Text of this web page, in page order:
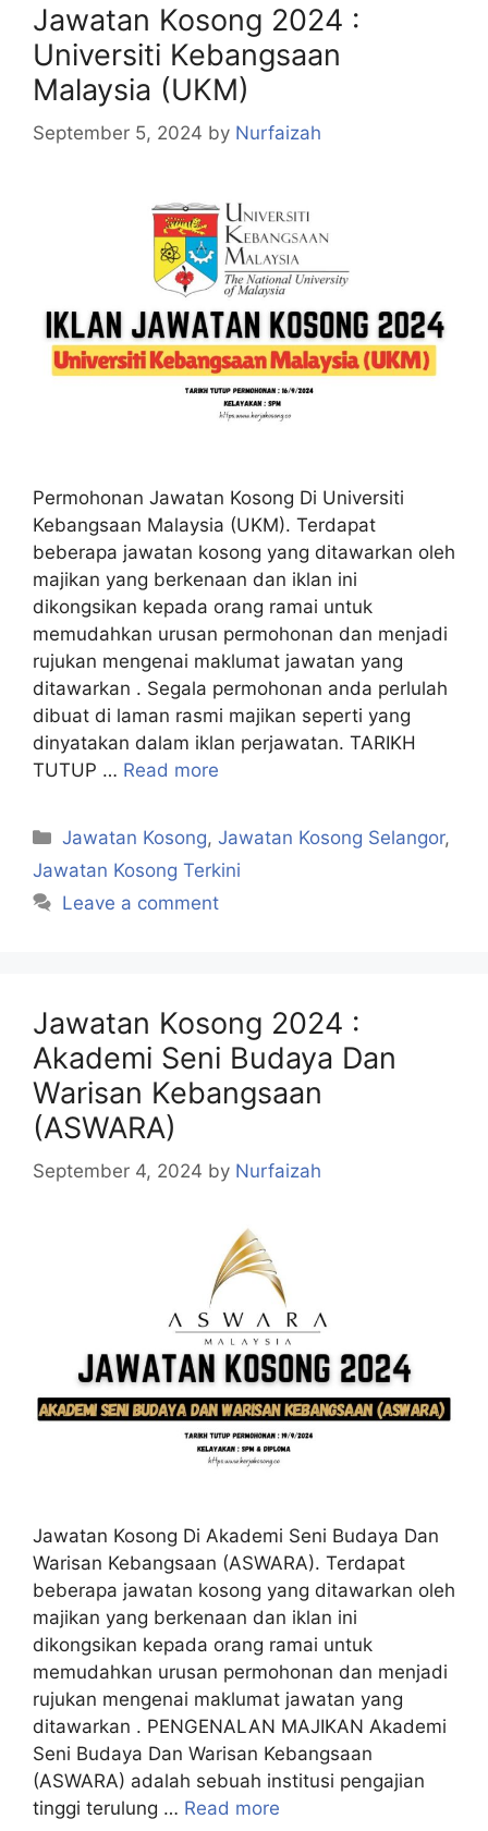
Jawatan Kosong 2024 :
Universiti Kebangsaan
Malaysia (UKM)
September 5, 2024 by Nurfaizah
Permohonan Jawatan Kosong Di Universiti
Kebangsaan Malaysia (UKM). Terdapat
beberapa jawatan kosong yang ditawarkan oleh
majikan yang berkenaan dan iklan ini
dikongsikan kepada orang ramai untuk
memudahkan urusan permohonan dan menjadi
rujukan mengenai maklumat jawatan yang
ditawarkan . Segala permohonan anda perlulah
dibuat di laman rasmi majikan seperti yang
dinyatakan dalam iklan perjawatan. TARIKH
TUTUP … Read more
Categories
Jawatan Kosong,Jawatan Kosong Selangor,
Jawatan Kosong Terkini
Leave a comment
Jawatan Kosong 2024 :
Akademi Seni Budaya Dan
Warisan Kebangsaan
(ASWARA)
September 4, 2024 by Nurfaizah
Jawatan Kosong Di Akademi Seni Budaya Dan
Warisan Kebangsaan (ASWARA). Terdapat
beberapa jawatan kosong yang ditawarkan oleh
majikan yang berkenaan dan iklan ini
dikongsikan kepada orang ramai untuk
memudahkan urusan permohonan dan menjadi
rujukan mengenai maklumat jawatan yang
ditawarkan . PENGENALAN MAJIKAN Akademi
Seni Budaya Dan Warisan Kebangsaan
(ASWARA) adalah sebuah institusi pengajian
tinggi terulung … Read more